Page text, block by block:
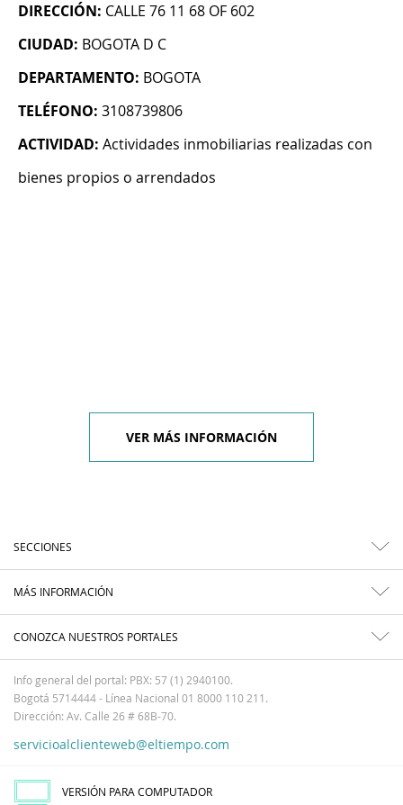
DIRECCIÓN: CALLE 76 11 68 OF 602
CIUDAD: BOGOTA D C
DEPARTAMENTO: BOGOTA
TELÉFONO: 3108739806
ACTIVIDAD: Actividades inmobiliarias realizadas con
bienes propios o arrendados
VER MÁS INFORMACIÓN
SECCIONES
MÁS INFORMACIÓN
CONOZCA NUESTROS PORTALES
Info general del portal: PBX: 57 (1) 2940100.
Bogotá 5714444 - Línea Nacional 01 8000 110 211.
Dirección: Av. Calle 26 # 68B-70.
servicioalclienteweb@eltiempo.com
VERSIÓN PARA COMPUTADOR